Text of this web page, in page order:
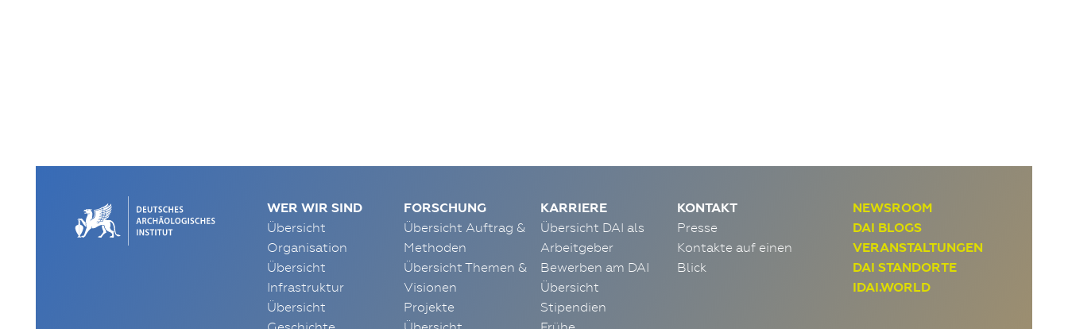
NEWSROOM
DAI BLOGS
VERANSTALTUNGEN
DAI STANDORTE
IDAI.WORLD
WER WIR SIND
Übersicht
Organisation
Übersicht
Infrastruktur
Übersicht
FORSCHUNG
Übersicht Auftrag &
Methoden
Übersicht Themen &
Visionen
Projekte
KARRIERE
Übersicht DAI als
Arbeitgeber
Bewerben am DAI
Übersicht
Stipendien
KONTAKT
Presse
Kontakte auf einen
Blick